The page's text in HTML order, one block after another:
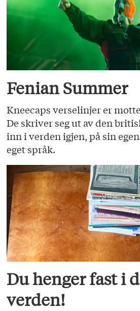
Fenian Summer
Kneecaps verselinjer er
De skriver seg ut av den
inn i verden igjen, på sin
eget språk.
Du henger fast i
verden!